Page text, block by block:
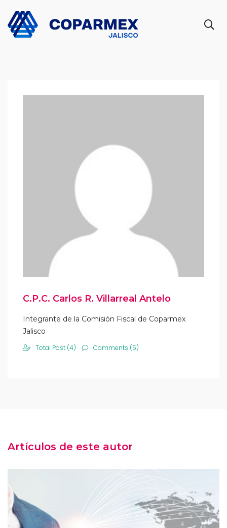
C.P.C. Carlos R. Villarreal Antelo
Integrante de la Comisión Fiscal de Coparmex
Jalisco
Total Post (4) Comments (5)
Artículos de este autor